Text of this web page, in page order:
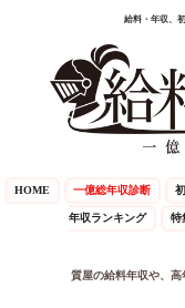
給料・年収、
HOME 一億総年収診断
年収ランキング 特
質屋の給料年収や、